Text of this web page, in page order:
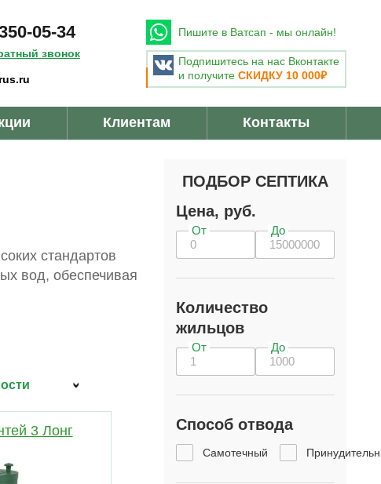
05-34
звонок
Пишите в Ватсап - мы онлайн!
Подпишитесь на нас Вконтакте
и получите СКИДКУ 10 000₽
Клиентам Контакты
стандартов
вод, обеспечивая
3 Лонг
ПОДБОР СЕПТИКА
Цена, руб.
От До
Количество
жильцов
От До
Способ отвода
Самотечный